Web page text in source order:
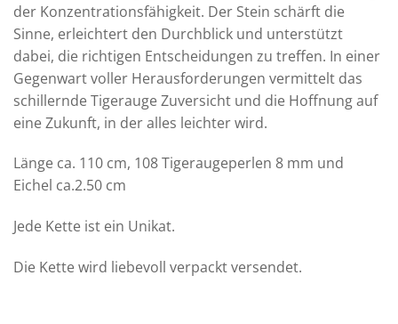
der Konzentrationsfähigkeit. Der Stein schärft die
Sinne, erleichtert den Durchblick und unterstützt
dabei, die richtigen Entscheidungen zu treffen. In einer
Gegenwart voller Herausforderungen vermittelt das
schillernde Tigerauge Zuversicht und die Hoffnung auf
eine Zukunft, in der alles leichter wird.
Länge ca. 110 cm, 108 Tigeraugeperlen 8 mm und
Eichel ca.2.50 cm
Jede Kette ist ein Unikat.
Die Kette wird liebevoll verpackt versendet.